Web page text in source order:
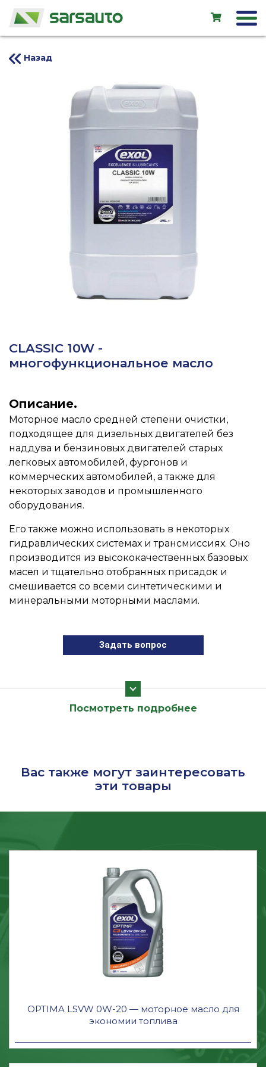
Автосервис
Магазин
Новые авто
Подержанные авто
Назад
CLASSIC 10W -
многофункциональное масло
Описание.
Моторное масло средней степени очистки,
подходящее для дизельных двигателей без
наддува и бензиновых двигателей старых
легковых автомобилей, фургонов и
коммерческих автомобилей, а также для
некоторых заводов и промышленного
оборудования.
Его также можно использовать в некоторых
гидравлических системах и трансмиссиях. Оно
производится из высококачественных базовых
масел и тщательно отобранных присадок и
смешивается со всеми синтетическими и
минеральными моторными маслами.
Задать вопрос
Посмотреть подробнее
Вас также могут заинтересовать
эти товары
OPTIMA LSVW 0W-20 — моторное масло для
экономии топлива